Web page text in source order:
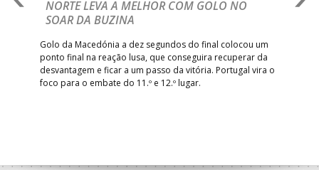
NORTE LEVA A MELHOR COM GOLO NO
SOAR DA BUZINA
Golo da Macedónia a dez segundos do final colocou um
ponto final na reação lusa, que conseguira recuperar da
desvantagem e ficar a um passo da vitória. Portugal vira o
foco para o embate do 11.º e 12.º lugar.